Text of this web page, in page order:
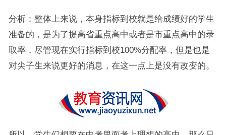
分析：整体上来说，本身指标到校就是给成绩好的学生
准备的，是为了提高省重点高中或者是市重点高中的录
取率，尽管现在实行指标到校100%分配率，但是也是
对尖子生来说更好的消息，在这一点上是没有改变的。